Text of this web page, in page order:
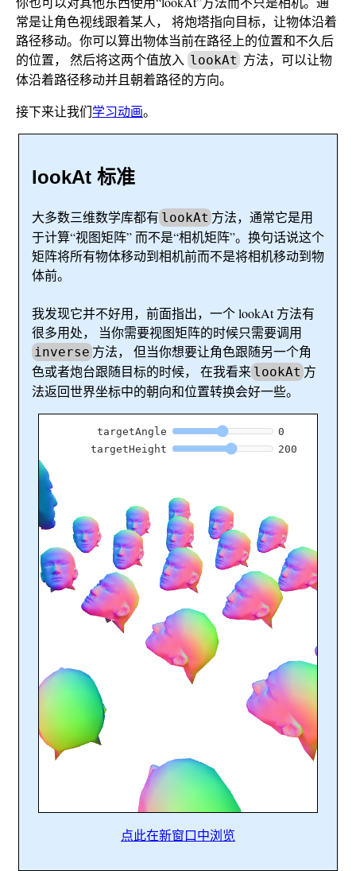
常是让角色视线跟着某人， 将炮塔指向目标，让物体沿着
路径移动。你可以算出物体当前在路径上的位置和不久后
的位置， 然后将这两个值放入 lookAt 方法，可以让物
体沿着路径移动并且朝着路径的方向。
接下来让我们学习动画。
lookAt 标准
大多数三维数学库都有 lookAt 方法，通常它是用
于计算“视图矩阵” 而不是“相机矩阵”。换句话说这个
矩阵将所有物体移动到相机前而不是将相机移动到物
体前。
我发现它并不好用，前面指出，一个 lookAt 方法有
很多用处， 当你需要视图矩阵的时候只需要调用
inverse 方法， 但当你想要让角色跟随另一个角
色或者炮台跟随目标的时候， 在我看来 lookAt 方
法返回世界坐标中的朝向和位置转换会好一些。
点此在新窗口中浏览